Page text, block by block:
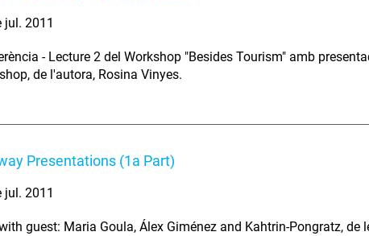
jul. 2011
- Lecture 2 del Workshop "Besides Tourism" amb
de l'autora, Rosina Vinyes.
Presentations (1a Part)
jul. 2011
guest: Maria Goula, Álex Giménez and Kahtrin-Pongratz, de